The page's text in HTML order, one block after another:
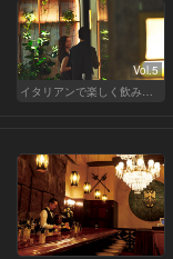
Vol.5
イタリアンで楽しく飲み会！東京の人気店へ